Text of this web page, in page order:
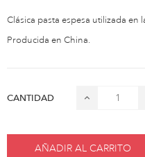
Clásica pasta espesa utilizada en
Producida en China.
CANTIDAD
AÑADIR AL CARRITO